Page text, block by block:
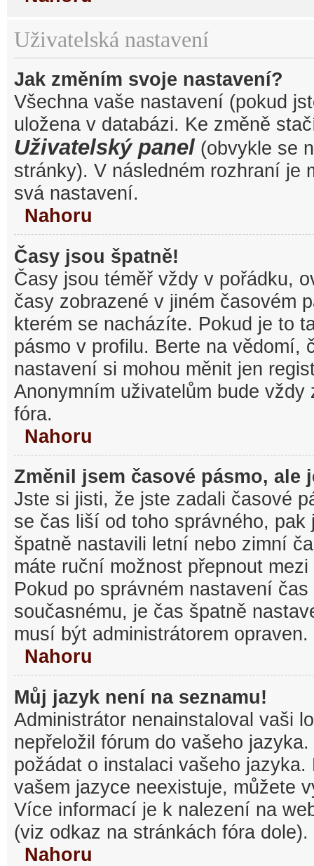
Uživatelská nastavení
Jak změním svoje nastavení?
Všechna vaše nastavení (pokud
uložena v databázi. Ke změně
Uživatelský panel (obvykle se
stránky). V následném rozhraní je
svá nastavení.
Nahoru
Časy jsou špatně!
Časy jsou téměř vždy v pořádku,
časy zobrazené v jiném časovém
kterém se nacházíte. Pokud je to
pásmo v profilu. Berte na vědomí,
nastavení si mohou měnit jen
Anonymním uživatelům bude
fóra.
Nahoru
Změnil jsem časové pásmo, ale
Jste si jisti, že jste zadali časové
se čas liší od toho správného, pak
špatně nastavili letní nebo zimní
máte ruční možnost přepnout
Pokud po správném nastavení
současnému, je čas špatně
musí být administrátorem opraven.
Nahoru
Můj jazyk není na seznamu!
Administrátor nenainstaloval vaši
nepřeložil fórum do vašeho
požádat o instalaci vašeho
vašem jazyce neexistuje, můžete
Více informací je k nalezení na
(viz odkaz na stránkách fóra dole).
Nahoru